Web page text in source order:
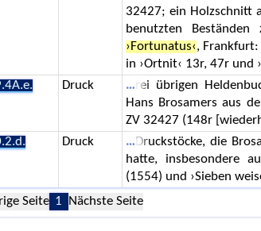
32427; ein Holzschnitt
benutzten
›Fortunatus‹,
in ›Ortnit‹ 13r, 47r und
Druck
rei übrigen
Hans Brosamers aus
ZV 32427 (148r
Druck
Druckstöcke, die
hatte, insbesondere
(1554) und ›Sieben
Seite 1 Nächste Seite